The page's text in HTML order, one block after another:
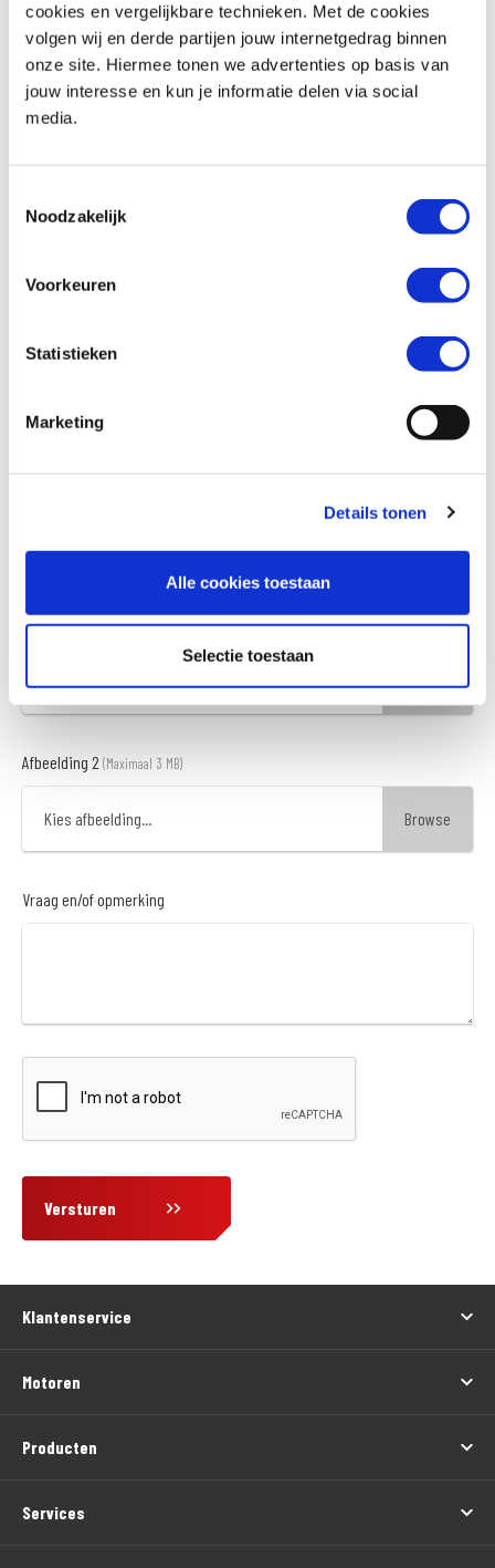
cookies en vergelijkbare technieken. Met de cookies
volgen wij en derde partijen jouw internetgedrag binnen
onze site. Hiermee tonen we advertenties op basis van
jouw interesse en kun je informatie delen via social
media.
Noodzakelijk
Voorkeuren
Statistieken
Marketing
Details tonen
Alle cookies toestaan
Selectie toestaan
Bouwjaar *
Kenteken *
Afbeelding 1(Maximaal 3 MB)
Kies afbeelding...
Afbeelding 2 (Maximaal 3 MB)
Kies afbeelding...
Vraag en/of opmerking
Versturen
Klantenservice
Motoren
Producten
Services